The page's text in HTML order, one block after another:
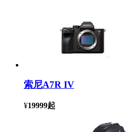
索尼A7R IV
¥19999起